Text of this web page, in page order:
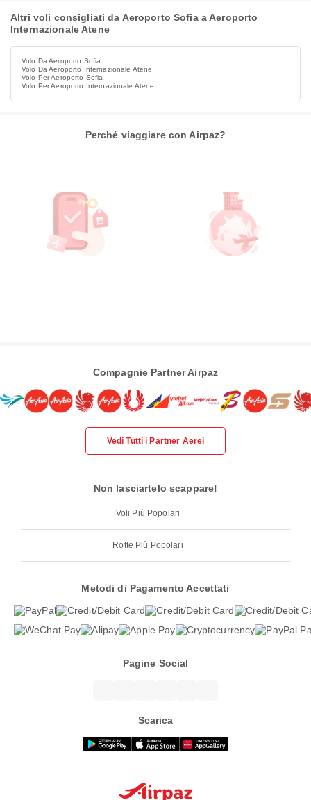
Altri voli consigliati da Aeroporto Sofia a Aeroporto
Internazionale Atene
Volo Da Aeroporto Sofia
Volo Da Aeroporto Internazionale Atene
Volo Per Aeroporto Sofia
Volo Per Aeroporto Internazionale Atene
Perché viaggiare con Airpaz?
Compagnie Partner Airpaz
Vedi Tutti i Partner Aerei
Non lasciartelo scappare!
Voli Più Popolari
Rotte Più Popolari
Metodi di Pagamento Accettati
Pagine Social
Scarica